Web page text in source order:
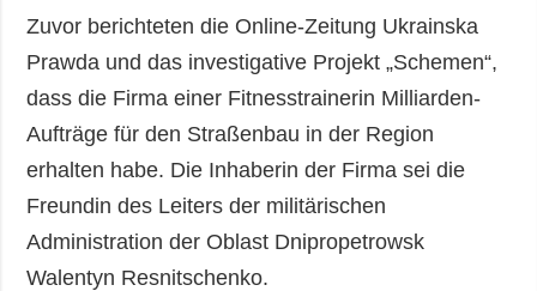
Zuvor berichteten die Online-Zeitung Ukrainska
Prawda und das investigative Projekt „Schemen“,
dass die Firma einer Fitnesstrainerin Milliarden-
Aufträge für den Straßenbau in der Region
erhalten habe. Die Inhaberin der Firma sei die
Freundin des Leiters der militärischen
Administration der Oblast Dnipropetrowsk
Walentyn Resnitschenko.